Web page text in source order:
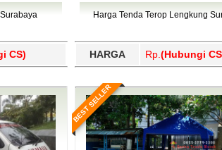
Tulungagung, Wajo, Wakatobi,
CS)
Harga Tenda Terop Lengkung
HARGA Rp. (Hubungi
BEST SELLER